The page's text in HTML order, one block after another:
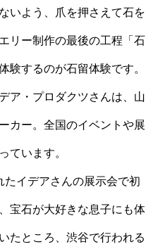
いよう、爪を押さえて石を
リー制作の最後の工程「石
験するのが石留体験です。
ア・プロダクツさんは、山
カー。全国のイベントや展
ています。
イデアさんの展示会で初
宝石が大好きな息子にも体
たところ、渋谷で行われる